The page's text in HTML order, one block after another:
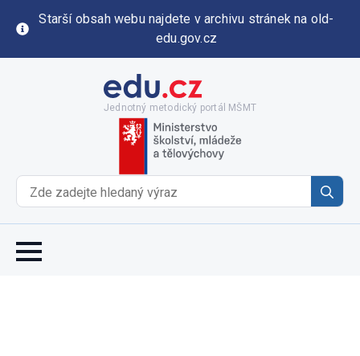
Starší obsah webu najdete v archivu stránek na old-
edu.gov.cz
Jednotný metodický portál MŠMT
for: